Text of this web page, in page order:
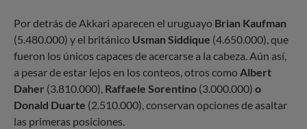
Por detrás de Akkari aparecen el uruguayo Brian Kaufman
(5.480.000) y el británico Usman Siddique (4.650.000), que
fueron los únicos capaces de acercarse a la cabeza. Aún así,
a pesar de estar lejos en los conteos, otros como Albert
Daher (3.810.000), Raffaele Sorentino (3.000.000) o
Donald Duarte (2.510.000), conservan opciones de asaltar
las primeras posiciones.